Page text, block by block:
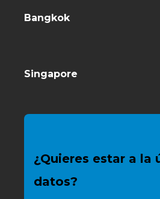
Bangkok
Singapore
¿Quieres estar a la
datos?